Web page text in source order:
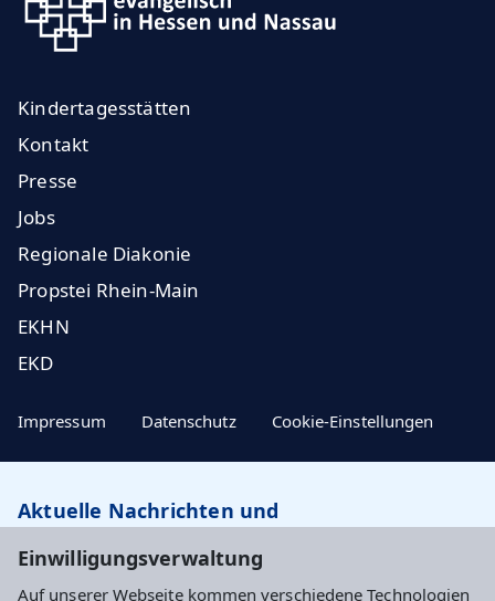
Einwilligungsverwaltung
Auf unserer Webseite kommen verschiedene Technologien
Kindertagesstätten
Kontakt
Presse
Jobs
Regionale Diakonie
Propstei Rhein-Main
EKHN
EKD
Impressum Datenschutz Cookie-Einstellungen
Aktuelle Nachrichten und